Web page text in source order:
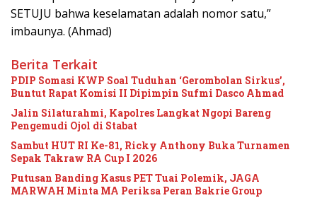
SETUJU bahwa keselamatan adalah nomor satu,”
imbaunya. (Ahmad)
Berita Terkait
PDIP Somasi KWP Soal Tuduhan ‘Gerombolan Sirkus’,
Buntut Rapat Komisi II Dipimpin Sufmi Dasco Ahmad
Jalin Silaturahmi, Kapolres Langkat Ngopi Bareng
Pengemudi Ojol di Stabat
Sambut HUT RI Ke-81, Ricky Anthony Buka Turnamen
Sepak Takraw RA Cup I 2026
Putusan Banding Kasus PET Tuai Polemik, JAGA
MARWAH Minta MA Periksa Peran Bakrie Group